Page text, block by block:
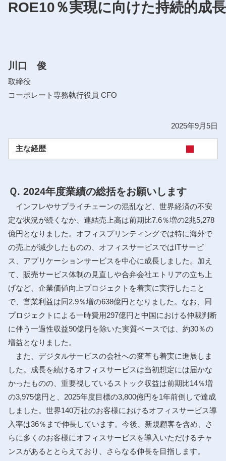
ROE10％実現に向けた持続的成
川口 俊
取締役
コーポレート専務執行役員 CFO
2025年9月5日
主な経歴
Ｑ. 2024年度業績の総括をお願いします
インフレやサプライチェーンの混乱など、世界経済の不安
定な状況が続くなか、連結売上高は前期比7.6％増の2兆5,278
億円となりました。オフィスプリンティングでは特に海外で
の売上が減少したものの、オフィスサービスではITサービ
ス、アプリケーションサービスを中心に成長しました。加え
て、販売サービス体制の見直しや合弁会社エトリアの立ち上
げなど、企業価値向上プロジェクトを着実に実行したこと
で、営業利益は同2.9％増の638億円となりました。なお、同
プロジェクトによる一時費用297億円と中国における仲裁判断
に伴う一過性収益90億円を除いた実質ベースでは、約30％の
増益となりました。
また、デジタルサービスの会社への変革も着実に進展しま
した。成長を続けるオフィスサービスは当初想定には届かな
かったものの、重要視しているストック収益は前期比14％増
の3,975億円と、2025年度目標の3,800億円を1年前倒しで達成
しました。世界140万社のお客様におけるオフィスサービス導
入率は36％まで伸長しています。今後、新規顧客を含め、さ
らに多くのお客様にオフィスサービスを導入いただけるチャ
ンスがあるととらえており、さらなる伸長を目指します。